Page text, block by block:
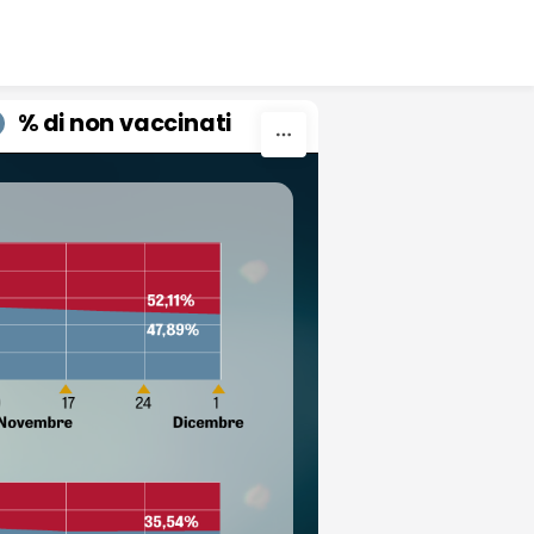
% di non vaccinati